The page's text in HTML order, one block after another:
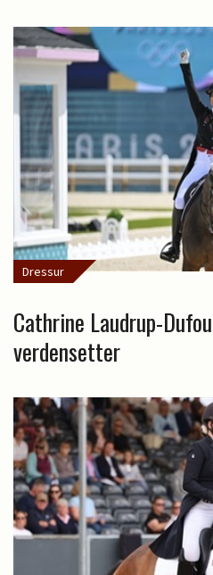
Dressur
Cathrine Laudrup-
verdensetter